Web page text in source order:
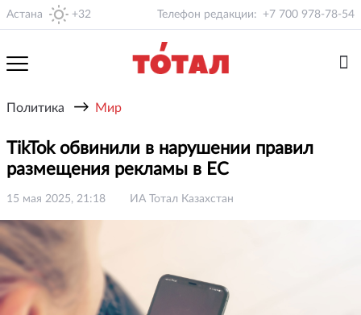
Астана +32 Телефон редакции: +7 700 978-78-54
Политика → Мир
TikTok обвинили в нарушении правил
размещения рекламы в ЕС
15 мая 2025, 21:18 ИА Тотал Казахстан